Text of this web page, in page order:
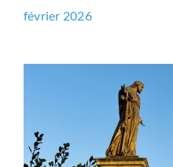
Qui sommes-nous ?
Contact
février 2026